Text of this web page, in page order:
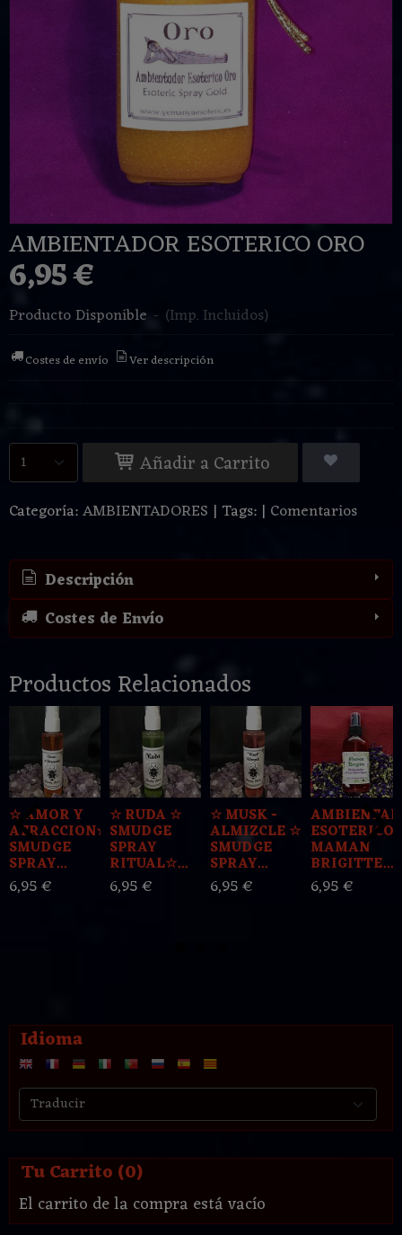
Idioma
Tu Carrito (0)
El carrito de la compra está vacío
AMBIENTADOR ESOTERICO ORO
6,95 €
Producto Disponible - (Imp. Incluidos)
Costes de envío Ver descripción
Añadir a Carrito
Categoría:AMBIENTADORES | Tags: | Comentarios
Descripción
Costes de Envío
Productos Relacionados
☆ AMOR Y
ATRACCION☆
SMUDGE
SPRAY...
6,95 €
☆ RUDA ☆
SMUDGE
SPRAY
RITUAL☆...
6,95 €
☆ MUSK -
ALMIZCLE ☆
SMUDGE
SPRAY...
6,95 €
ESOTERICO
MAMAN
BRIGITTE...
6,95 €